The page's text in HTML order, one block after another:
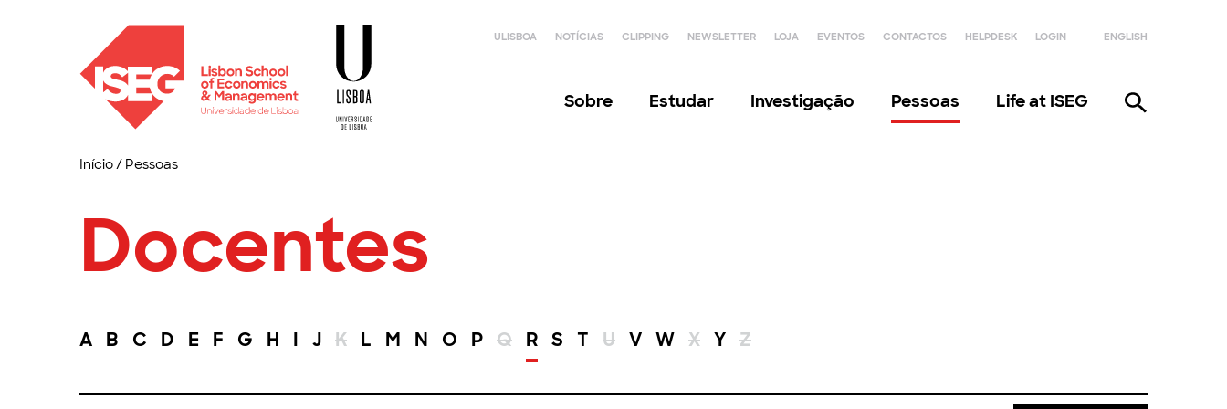
ULISBOA NOTÍCIAS CLIPPING NEWSLETTER LOJA EVENTOS CONTACTOS HELPDESK LOGIN ENGLISH
Sobre Estudar Investigação Pessoas Life at ISEG
Início/ Pessoas
Docentes
A B C D E F G H I J K L M N O P Q R S T U V W X Y Z